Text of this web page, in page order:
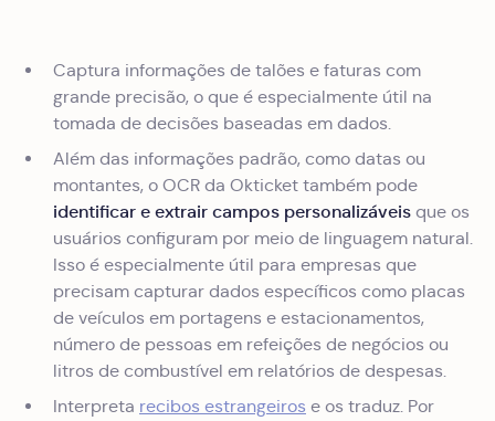
Captura informações de talões e faturas com
grande precisão, o que é especialmente útil na
tomada de decisões baseadas em dados.
Além das informações padrão, como datas ou
montantes, o OCR da Okticket também pode
identificar e extrair campos personalizáveis que os
usuários configuram por meio de linguagem natural.
Isso é especialmente útil para empresas que
precisam capturar dados específicos como placas
de veículos em portagens e estacionamentos,
número de pessoas em refeições de negócios ou
litros de combustível em relatórios de despesas.
Interpreta recibos estrangeiros e os traduz. Por